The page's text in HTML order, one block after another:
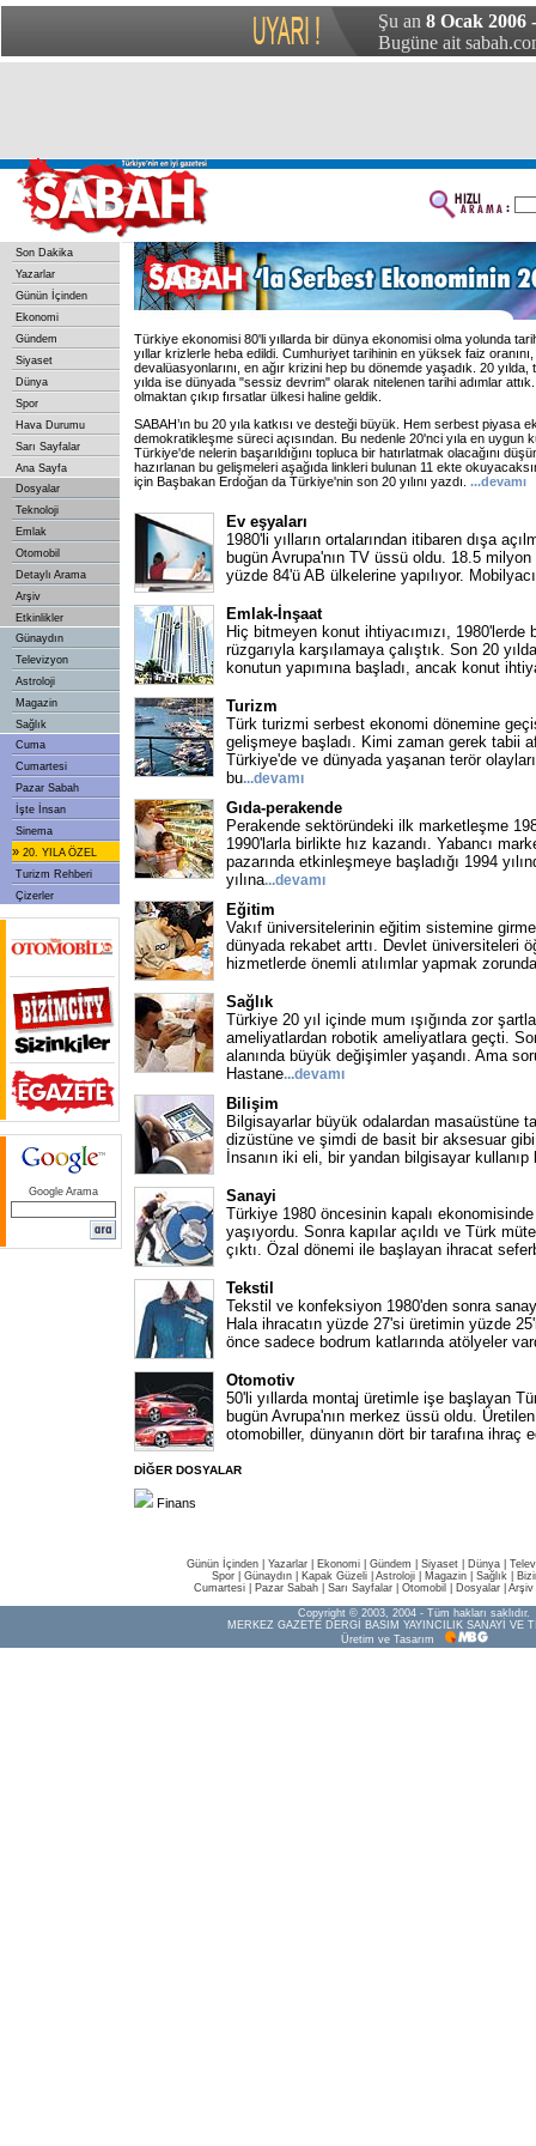
Şu an 8 Ocak 2006
Bugüne ait
Son Dakika
Yazarlar
Günün İçinden
Ekonomi
Gündem
Siyaset
Dünya
Spor
Hava Durumu
Sarı Sayfalar
Ana Sayfa
Dosyalar
Teknoloji
Emlak
Otomobil
Detaylı Arama
Arşiv
Etkinlikler
Günaydın
Televizyon
Astroloji
Magazin
Sağlık
Cuma
Cumartesi
Pazar Sabah
İşte İnsan
Sinema
» 20. YILA ÖZEL
Turizm Rehberi
Çizerler
Google Arama
Türkiye ekonomisi 80'li yıllarda bir dünya ekonomisi olma yolunda
yıllar krizlerle heba edildi. Cumhuriyet tarihinin en yüksek faiz
devalüasyonlarını, en ağır krizini hep bu dönemde yaşadık. 20
yılda ise dünyada "sessiz devrim" olarak nitelenen tarihi adımlar
olmaktan çıkıp fırsatlar ülkesi haline geldik.
SABAH’ın bu 20 yıla katkısı ve desteği büyük. Hem serbest piyasa
demokratikleşme süreci açısından. Bu nedenle 20'nci yıla en uygun
Türkiye'de nelerin başarıldığını topluca bir hatırlatmak olacağını
hazırlanan bu gelişmeleri aşağıda linkleri bulunan 11 ekte
için Başbakan Erdoğan da Türkiye'nin son 20 yılını yazdı. ...devamı
Ev eşyaları
1980'li yılların ortalarından itibaren dışa
bugün Avrupa'nın TV üssü oldu. 18.5 milyon
yüzde 84'ü AB ülkelerine yapılıyor.
Emlak-İnşaat
Hiç bitmeyen konut ihtiyacımızı, 1980'lerde
rüzgarıyla karşılamaya çalıştık. Son 20
konutun yapımına başladı, ancak konut
Turizm
Türk turizmi serbest ekonomi dönemine
gelişmeye başladı. Kimi zaman gerek tabii
Türkiye'de ve dünyada yaşanan terör
bu...devamı
Gıda-perakende
Perakende sektöründeki ilk marketleşme
1990'larla birlikte hız kazandı. Yabancı
pazarında etkinleşmeye başladığı 1994
yılına...devamı
Eğitim
Vakıf üniversitelerinin eğitim sistemine
dünyada rekabet arttı. Devlet üniversiteleri
hizmetlerde önemli atılımlar yapmak zorunda
Sağlık
Türkiye 20 yıl içinde mum ışığında zor
ameliyatlardan robotik ameliyatlara geçti.
alanında büyük değişimler yaşandı. Ama
Hastane...devamı
Bilişim
Bilgisayarlar büyük odalardan masaüstüne
dizüstüne ve şimdi de basit bir aksesuar
İnsanın iki eli, bir yandan bilgisayar kullanıp
Sanayi
Türkiye 1980 öncesinin kapalı
yaşıyordu. Sonra kapılar açıldı ve Türk
çıktı. Özal dönemi ile başlayan ihracat
Tekstil
Tekstil ve konfeksiyon 1980'den sonra
Hala ihracatın yüzde 27'si üretimin yüzde
önce sadece bodrum katlarında atölyeler
Otomotiv
50'li yıllarda montaj üretimle işe başlayan
bugün Avrupa'nın merkez üssü oldu.
otomobiller, dünyanın dört bir tarafına ihraç
DİĞER DOSYALAR
Finans
Günün İçinden Yazarlar Ekonomi Gündem Siyaset Dünya |
Spor
Günaydın Kapak Güzeli Astroloji Magazin Sağlık
Cumartesi
Pazar Sabah Sarı Sayfalar Otomobil Dosyalar Arşiv
Copyright © 2003, 2004 - Tüm hakları saklıdır.
MERKEZ GAZETE DERGİ BASIM YAYINCILIK SANAYİ VE
Üretim ve Tasarım